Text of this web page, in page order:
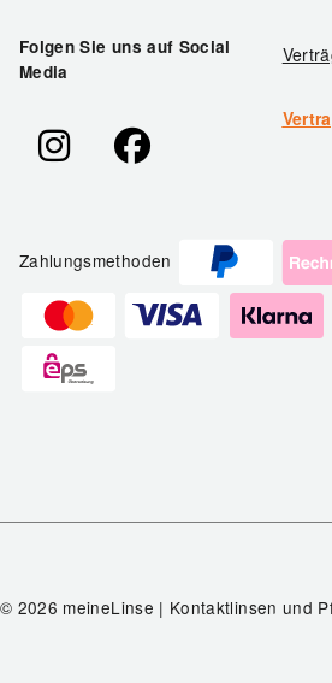
Folgen Sie uns auf Social
Media
Zahlungsmethoden
© 2026 meineLinse | Kontaktlinsen und